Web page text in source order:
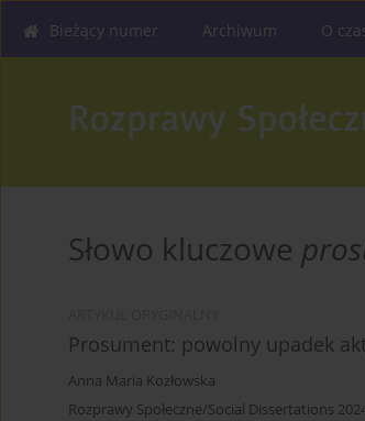
Bieżący numer Archiwum O
Słowo kluczowe
Prosument: powolny upadek
Anna Maria Kozłowska
Rozprawy Społeczne/Social Dissertations